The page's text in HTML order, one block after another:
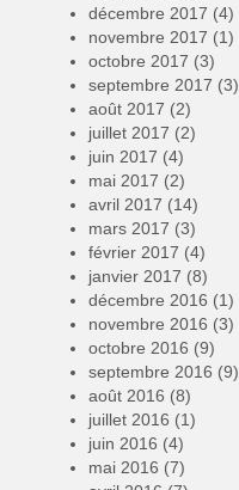
décembre 2017 (4)
novembre 2017 (1)
octobre 2017 (3)
septembre 2017 (3)
août 2017 (2)
juillet 2017 (2)
juin 2017 (4)
mai 2017 (2)
avril 2017 (14)
mars 2017 (3)
février 2017 (4)
janvier 2017 (8)
décembre 2016 (1)
novembre 2016 (3)
octobre 2016 (9)
septembre 2016 (9)
août 2016 (8)
juillet 2016 (1)
juin 2016 (4)
mai 2016 (7)